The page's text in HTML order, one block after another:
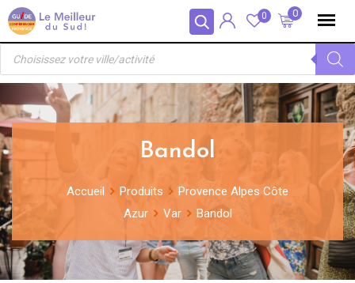
Panneau de gestion des cookies
Skip
to
content
0
0
Recherche
produits
Bandol
Accueil Produits
Provence Alpes Côte
Azur
Var Bandol